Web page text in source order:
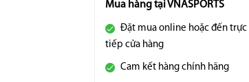
Mua hàng tại VNASPORTS
Đặt mua online hoặc đến trực
tiếp cửa hàng
Cam kết hàng chính hãng